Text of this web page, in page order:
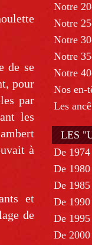
Notre
Notre
Notre
Notre
Notre
Nos en-
Les
LES
De
De
De
De
De
De
de se
pour
par
les
à
et
de